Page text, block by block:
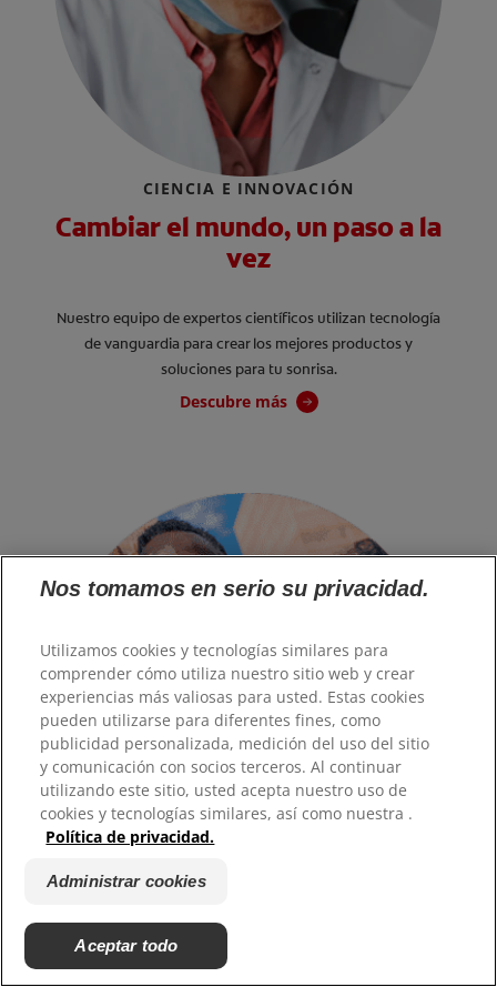
CIENCIA E INNOVACIÓN
Cambiar el mundo, un paso a la
vez
Nuestro equipo de expertos científicos utilizan tecnología
de vanguardia para crear los mejores productos y
soluciones para tu sonrisa.
Descubre más
Liderando el camino hacia
sonrisas saludables en todo el
Nos tomamos en serio su privacidad.
Utilizamos cookies y tecnologías similares para
comprender cómo utiliza nuestro sitio web y crear
experiencias más valiosas para usted. Estas cookies
pueden utilizarse para diferentes fines, como
publicidad personalizada, medición del uso del sitio
y comunicación con socios terceros. Al continuar
utilizando este sitio, usted acepta nuestro uso de
cookies y tecnologías similares, así como nuestra .
Política de privacidad.
Administrar cookies
Aceptar todo